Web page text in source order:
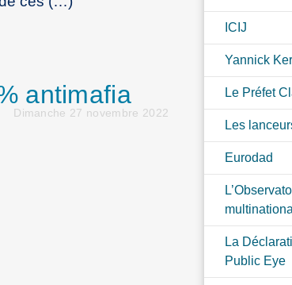
antimafia
Dimanche 27 novembre 2022
ICIJ
Yannick
Le Préfet
Les
Eurodad
La
Public Eye